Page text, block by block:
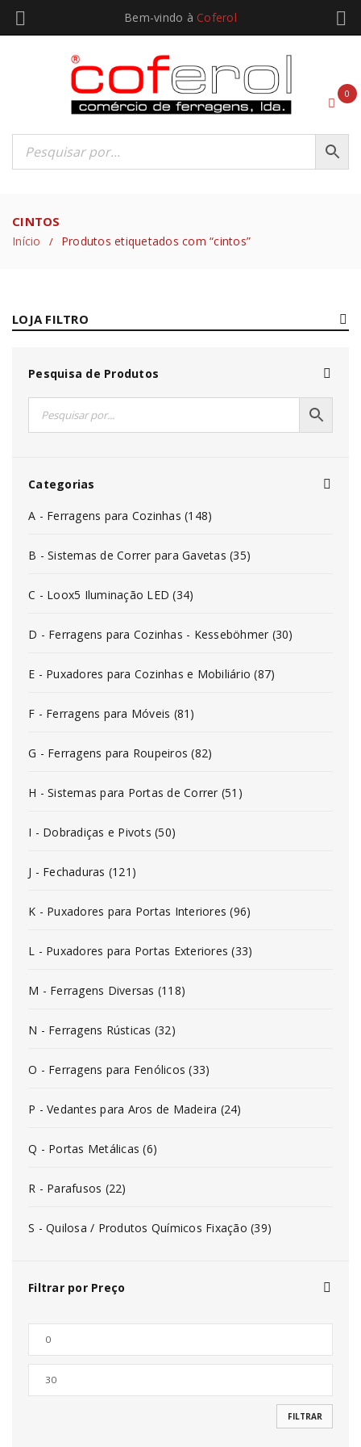
Bem-vindo à Coferol
0
CINTOS
Início / Produtos etiquetados com “cintos”
LOJA FILTRO
Pesquisa de Produtos
Categorias
A - Ferragens para Cozinhas (148)
B - Sistemas de Correr para Gavetas (35)
C - Loox5 Iluminação LED (34)
D - Ferragens para Cozinhas - Kesseböhmer (30)
E - Puxadores para Cozinhas e Mobiliário (87)
F - Ferragens para Móveis (81)
G - Ferragens para Roupeiros (82)
H - Sistemas para Portas de Correr (51)
I - Dobradiças e Pivots (50)
J - Fechaduras (121)
K - Puxadores para Portas Interiores (96)
L - Puxadores para Portas Exteriores (33)
M - Ferragens Diversas (118)
N - Ferragens Rústicas (32)
O - Ferragens para Fenólicos (33)
P - Vedantes para Aros de Madeira (24)
Q - Portas Metálicas (6)
R - Parafusos (22)
S - Quilosa / Produtos Químicos Fixação (39)
Filtrar por Preço
FILTRAR